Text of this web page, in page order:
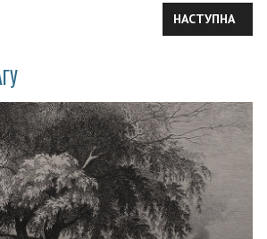
ОЛЕКСАНДР ЯКОВИЧ ОРЛОВ –НАСТУПНА
НАСТУПНА